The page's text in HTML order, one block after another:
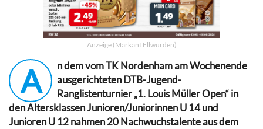
Anzeige (Markant Ellwürden)
A
n dem vom TK Nordenham am Wochenende
ausgerichteten DTB-Jugend-
Ranglistenturnier „1. Louis Müller Open“ in
den Altersklassen Junioren/Juniorinnen U 14 und
Junioren U 12 nahmen 20 Nachwuchstalente aus dem